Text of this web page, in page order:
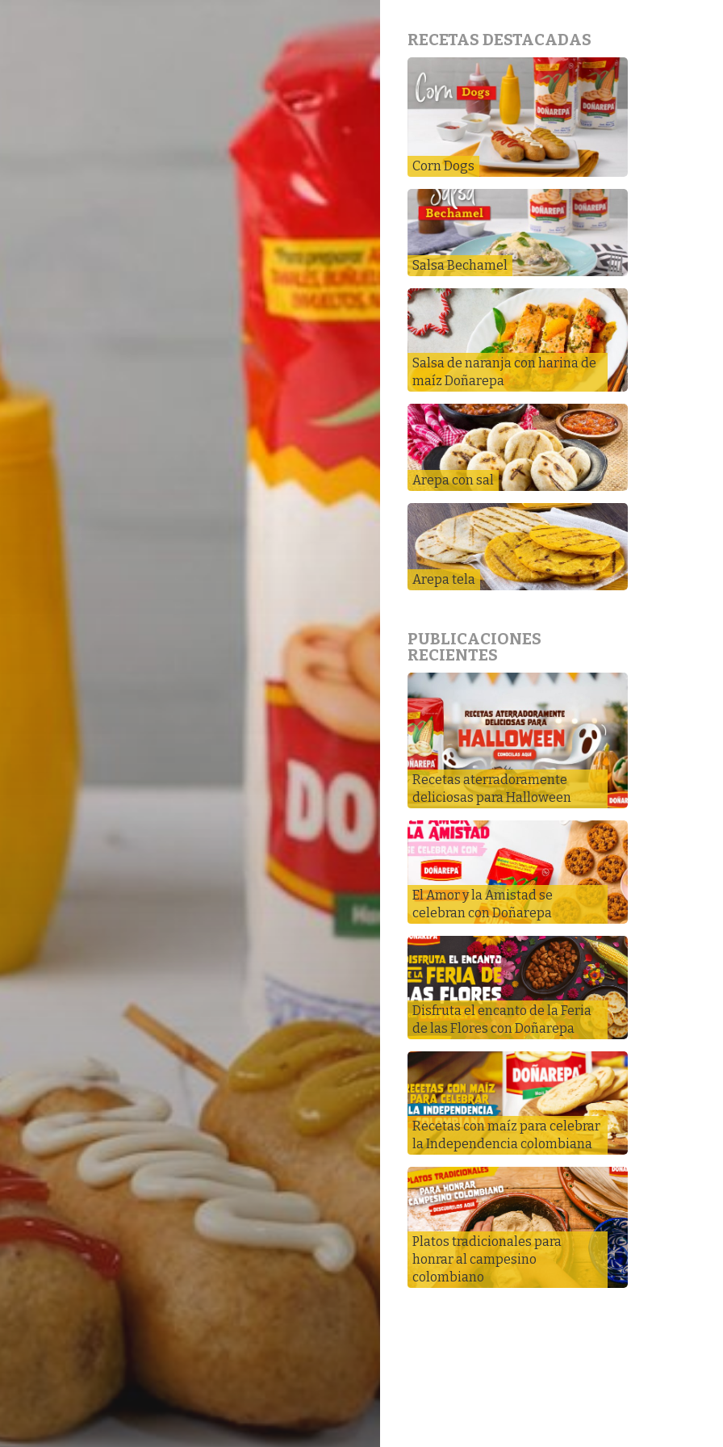
RECETAS DESTACADAS
Corn Dogs
Salsa Bechamel
Salsa de naranja con harina de
maíz Doñarepa
Arepa con sal
Arepa tela
PUBLICACIONES
RECIENTES
Recetas aterradoramente
deliciosas para Halloween
El Amor y la Amistad se
celebran con Doñarepa
Disfruta el encanto de la Feria
de las Flores con Doñarepa
Recetas con maíz para celebrar
la Independencia colombiana
Platos tradicionales para
honrar al campesino
colombiano